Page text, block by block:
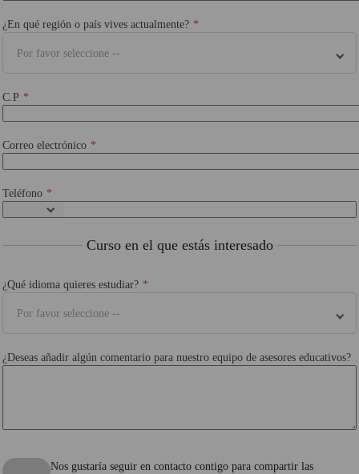
¿En qué región o país vives actualmente?
Por favor seleccione --
C.P
Correo electrónico
Teléfono
Curso en el que estás interesado
¿Qué idioma quieres estudiar?
Por favor seleccione --
¿Deseas añadir algún comentario para nuestro equipo de asesores educativos?
Nos gustaría seguir en contacto contigo para compartir las